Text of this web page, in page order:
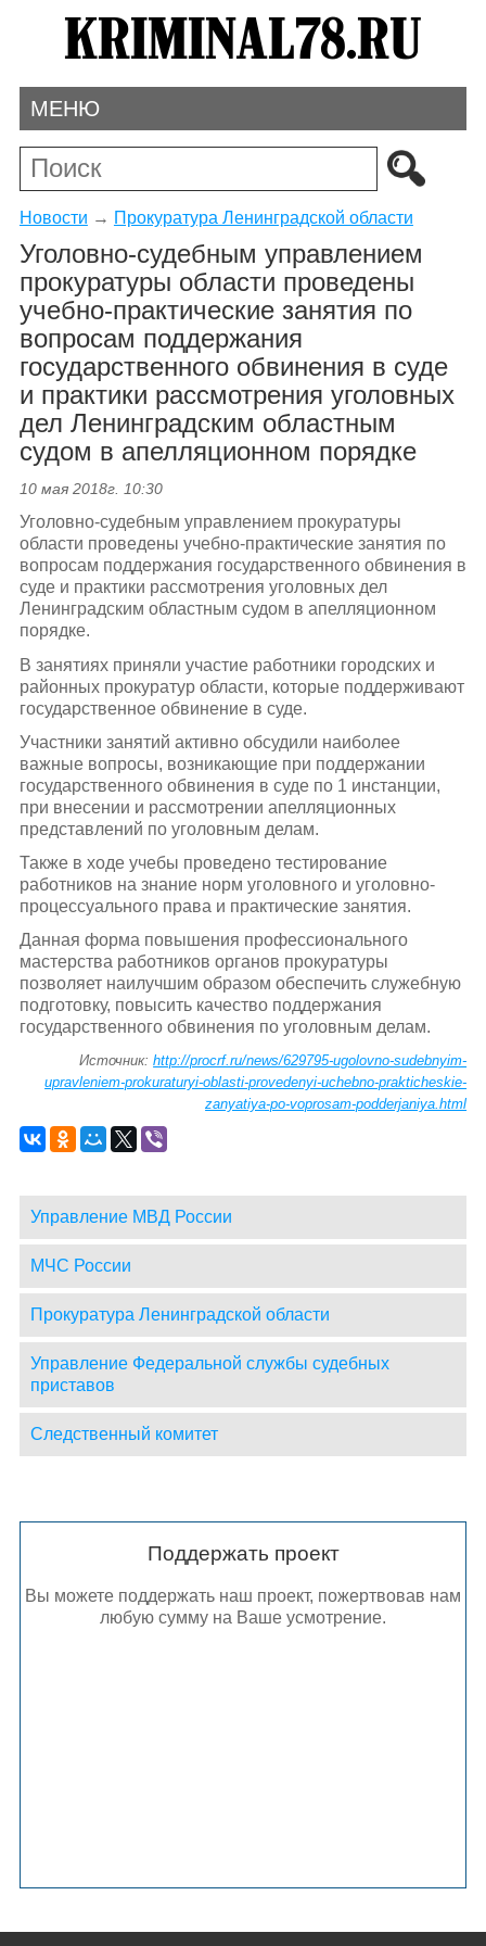
МЕНЮ
Новости → Прокуратура Ленинградской области
Уголовно-судебным управлением
прокуратуры области проведены
учебно-практические занятия по
вопросам поддержания
государственного обвинения в суде
и практики рассмотрения уголовных
дел Ленинградским областным
судом в апелляционном порядке
10 мая 2018г. 10:30
Уголовно-судебным управлением прокуратуры
области проведены учебно-практические занятия по
вопросам поддержания государственного обвинения в
суде и практики рассмотрения уголовных дел
Ленинградским областным судом в апелляционном
порядке.
В занятиях приняли участие работники городских и
районных прокуратур области, которые поддерживают
государственное обвинение в суде.
Участники занятий активно обсудили наиболее
важные вопросы, возникающие при поддержании
государственного обвинения в суде по 1 инстанции,
при внесении и рассмотрении апелляционных
представлений по уголовным делам.
Также в ходе учебы проведено тестирование
работников на знание норм уголовного и уголовно-
процессуального права и практические занятия.
Данная форма повышения профессионального
мастерства работников органов прокуратуры
позволяет наилучшим образом обеспечить служебную
подготовку, повысить качество поддержания
государственного обвинения по уголовным делам.
Источник:http://procrf.ru/news/629795-ugolovno-sudebnyim-
upravleniem-prokuraturyi-oblasti-provedenyi-uchebno-prakticheskie-
zanyatiya-po-voprosam-podderjaniya.html
Управление МВД России
МЧС России
Прокуратура Ленинградской области
Управление Федеральной службы судебных
приставов
Следственный комитет
Поддержать проект
Вы можете поддержать наш проект, пожертвовав нам
любую сумму на Ваше усмотрение.